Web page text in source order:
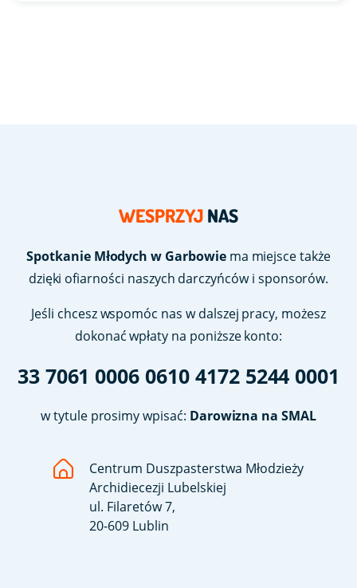
WESPRZYJNAS
Spotkanie Młodych w Garbowiema miejsce także
dzięki ofiarności naszych darczyńców i sponsorów.
Jeśli chcesz wspomóc nas w dalszej pracy, możesz
dokonać wpłaty na poniższe konto:
33 7061 0006 0610 4172 5244 0001
w tytule prosimy wpisać: Darowizna na SMAL
Centrum Duszpasterstwa Młodzieży
Archidiecezji Lubelskiej
ul. Filaretów 7,
20-609 Lublin